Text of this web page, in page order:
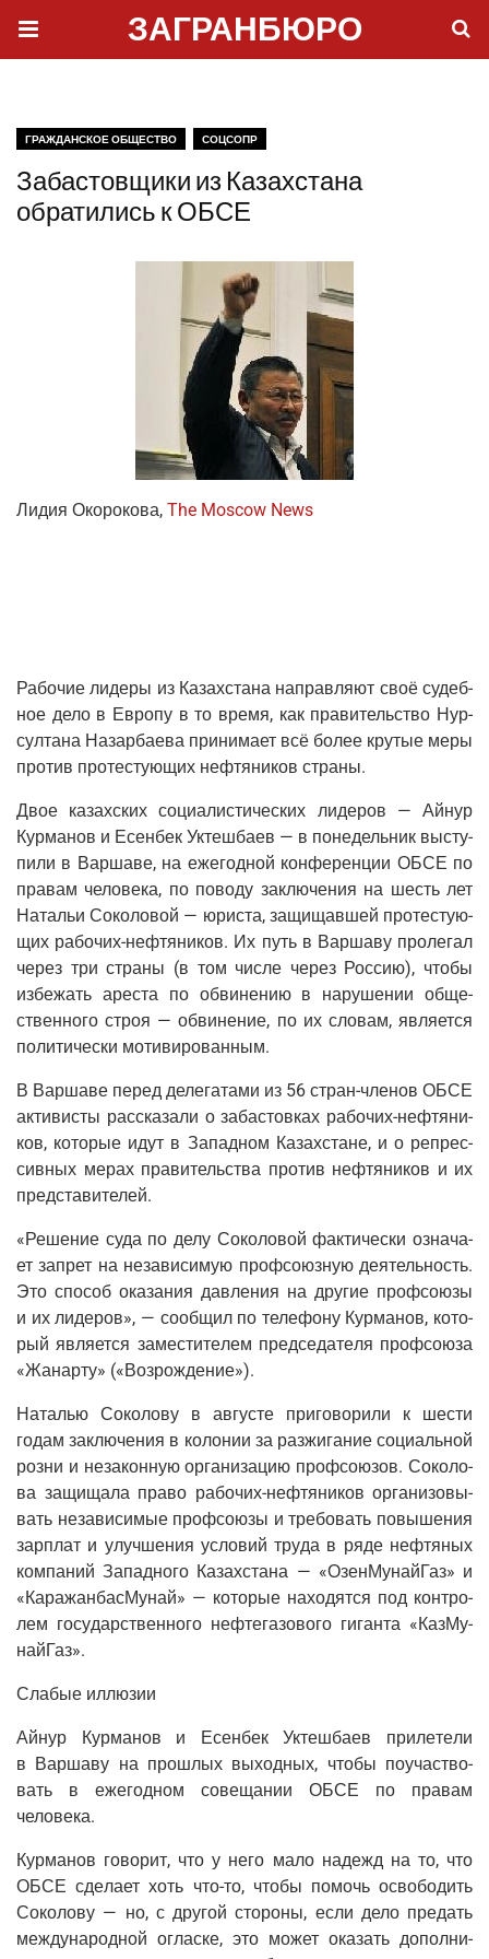
ЗАГРАНБЮРО
ГРАЖДАНСКОЕ ОБЩЕСТВО СОЦСОПР
Забастовщики из Казахстана
обратились к ОБСЕ
Лидия Око­ро­ко­ва, The Moscow News
Рабо­чие лиде­ры из Казах­ста­на направ­ля­ют своё судеб­
ное дело в Евро­пу в то вре­мя, как пра­ви­тель­ство Нур­
сул­та­на Назар­ба­е­ва при­ни­ма­ет всё более кру­тые меры
про­тив про­те­сту­ю­щих неф­тя­ни­ков страны.
Двое казах­ских соци­а­ли­сти­че­ских лиде­ров — Айнур
Кур­ма­нов и Есен­бек Уктеш­ба­ев — в поне­дель­ник высту­
пи­ли в Вар­ша­ве, на еже­год­ной кон­фе­рен­ции ОБСЕ по
пра­вам чело­ве­ка, по пово­ду заклю­че­ния на шесть лет
Ната­льи Соко­ло­вой — юри­ста, защи­щав­шей про­те­сту­ю­
щих рабо­чих-неф­тя­ни­ков. Их путь в Вар­ша­ву про­ле­гал
через три стра­ны (в том чис­ле через Рос­сию), что­бы
избе­жать аре­ста по обви­не­нию в нару­ше­нии обще­
ствен­но­го строя — обви­не­ние, по их сло­вам, явля­ет­ся
поли­ти­че­ски мотивированным.
В Вар­ша­ве перед деле­га­та­ми из 56 стран-чле­нов ОБСЕ
акти­ви­сты рас­ска­за­ли о заба­стов­ках рабо­чих-неф­тя­ни­
ков, кото­рые идут в Запад­ном Казах­стане, и о репрес­
сив­ных мерах пра­ви­тель­ства про­тив неф­тя­ни­ков и их
представителей.
«Реше­ние суда по делу Соко­ло­вой фак­ти­че­ски озна­ча­
ет запрет на неза­ви­си­мую проф­со­юз­ную дея­тель­ность.
Это спо­соб ока­за­ния дав­ле­ния на дру­гие проф­со­ю­зы
и их лиде­ров», — сооб­щил по теле­фо­ну Кур­ма­нов, кото­
рый явля­ет­ся заме­сти­те­лем пред­се­да­те­ля проф­со­ю­за
«Жанар­ту» («Воз­рож­де­ние»).
Ната­лью Соко­ло­ву в авгу­сте при­го­во­ри­ли к шести
годам заклю­че­ния в коло­нии за раз­жи­га­ние соци­аль­ной
роз­ни и неза­кон­ную орга­ни­за­цию проф­со­ю­зов. Соко­ло­
ва защи­ща­ла пра­во рабо­чих-неф­тя­ни­ков орга­ни­зо­вы­
вать неза­ви­си­мые проф­со­ю­зы и тре­бо­вать повы­ше­ния
зар­плат и улуч­ше­ния усло­вий тру­да в ряде неф­тя­ных
ком­па­ний Запад­но­го Казах­ста­на — «Озен­Му­най­Газ» и
«Кара­жан­бас­Му­най» — кото­рые нахо­дят­ся под кон­тро­
лем госу­дар­ствен­но­го неф­те­га­зо­во­го гиган­та «Каз­Му­
най­Газ».
Сла­бые иллюзии
Айнур Кур­ма­нов и Есен­бек Уктеш­ба­ев при­ле­те­ли
в Вар­ша­ву на про­шлых выход­ных, что­бы поучаст­во­
вать в еже­год­ном сове­ща­нии ОБСЕ по пра­вам
человека.
Кур­ма­нов гово­рит, что у него мало надежд на то, что
ОБСЕ сде­ла­ет хоть что-то, что­бы помочь осво­бо­дить
Соко­ло­ву — но, с дру­гой сто­ро­ны, если дело пре­дать
меж­ду­на­род­ной оглас­ке, это может ока­зать допол­ни­